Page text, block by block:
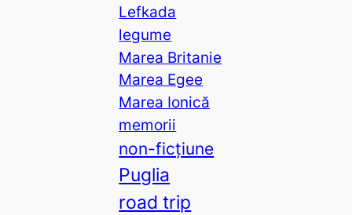
Lefkada
legume
Marea Britanie
Marea Egee
Marea Ionică
memorii
non-ficțiune
Puglia
road trip